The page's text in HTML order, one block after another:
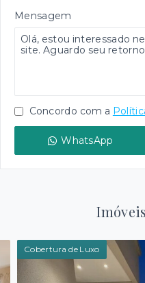
Mensagem
Concordo com a
WhatsApp
Cobertura de Luxo